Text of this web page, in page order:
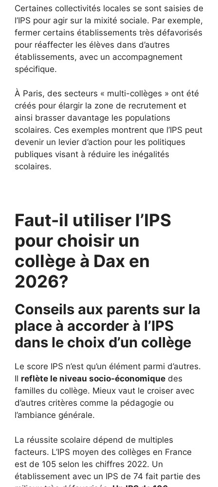
Certaines collectivités locales se sont saisies de
l’IPS pour agir sur la mixité sociale. Par exemple,
fermer certains établissements très défavorisés
pour réaffecter les élèves dans d’autres
établissements, avec un accompagnement
spécifique.
À Paris, des secteurs « multi-collèges » ont été
créés pour élargir la zone de recrutement et
ainsi brasser davantage les populations
scolaires. Ces exemples montrent que l’IPS peut
devenir un levier d’action pour les politiques
publiques visant à réduire les inégalités
scolaires.
Faut-il utiliser l’IPS
pour choisir un
collège à Dax en
2026?
Conseils aux parents sur la
place à accorder à l’IPS
dans le choix d’un collège
Le score IPS n’est qu’un élément parmi d’autres.
Il reflète le niveau socio-économique des
familles du collège. Mieux vaut le croiser avec
d’autres critères comme la pédagogie ou
l’ambiance générale.
La réussite scolaire dépend de multiples
facteurs. L’IPS moyen des collèges en France
est de 105 selon les chiffres 2022. Un
établissement avec un IPS de 74 fait partie des